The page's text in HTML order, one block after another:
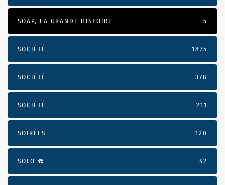
SOAP, LA GRANDE HISTOIRE 5
SOCIÉTÉ 1875
SOCIÉTÉ 378
SOCIÉTÉ 211
SOIRÉES 120
SOLO ☎️ 42